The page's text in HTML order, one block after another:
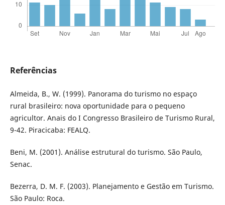
Referências
Almeida, B., W. (1999). Panorama do turismo no espaço
rural brasileiro: nova oportunidade para o pequeno
agricultor. Anais do I Congresso Brasileiro de Turismo Rural,
9-42. Piracicaba: FEALQ.
Beni, M. (2001). Análise estrutural do turismo. São Paulo,
Senac.
Bezerra, D. M. F. (2003). Planejamento e Gestão em Turismo.
São Paulo: Roca.